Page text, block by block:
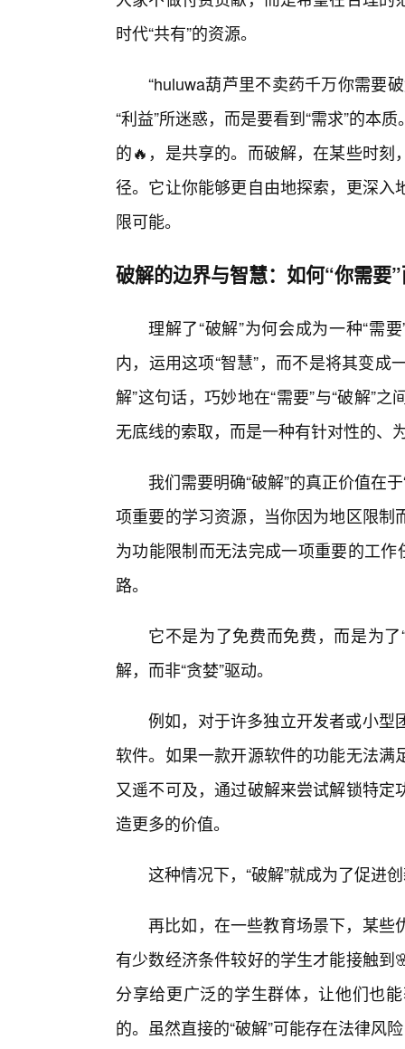
时代“共有”的资源。
“huluwa葫芦里不卖药千万你需要
“利益”所迷惑，而是要看到“需求”的本
的🔥，是共享的。而破解，在某些时
径。它让你能够更自由地探索，更深
限可能。
破解的边界与智慧：如何“你需要
理解了“破解”为何会成为一种“需
内，运用这项“智慧”，而不是将其变成
解”这句话，巧妙地在“需要”与“破解”
无底线的索取，而是一种有针对性的、
我们需要明确“破解”的真正价值在
项重要的学习资源，当你因为地区限
为功能限制而无法完成一项重要的工
路。
它不是为了免费而免费，而是为了
解，而非“贪婪”驱动。
例如，对于许多独立开发者或小型
软件。如果一款开源软件的功能无法
又遥不可及，通过破解来尝试解锁特
造更多的价值。
这种情况下，“破解”就成为了促进
再比如，在一些教育场景下，某些
有少数经济条件较好的学生才能接触
分享给更广泛的学生群体，让他们也
的。虽然直接的“破解”可能存在法律风